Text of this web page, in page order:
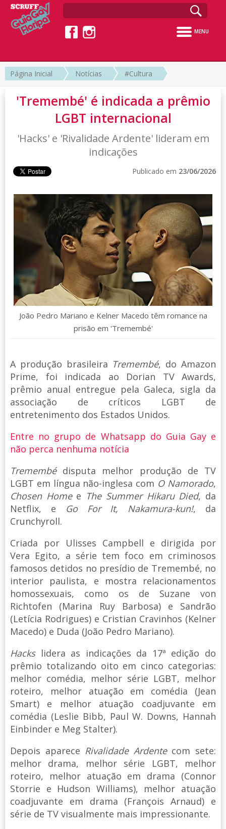
MENU
Página Inicial Notícias #Cultura
'Tremembé' é indicada a prêmio
LGBT internacional
'Hacks' e 'Rivalidade Ardente' lideram em
indicações
Publicado em 23/06/2026
João Pedro Mariano e Kelner Macedo têm romance na
prisão em 'Tremembé'
A produção brasileira Tremembé, do Amazon
Prime, foi indicada ao Dorian TV Awards,
prêmio anual entregue pela Galeca, sigla da
associação de críticos LGBT de
entretenimento dos Estados Unidos.
Entre no grupo de Whatsapp do Guia Gay e
não perca nenhuma notícia
Tremembédisputa melhor produção de TV
LGBT em língua não-inglesa com O Namorado,
Chosen Homee The Summer Hikaru Died, da
Netflix, e Go For It, Nakamura-kun!, da
Crunchyroll.
Criada por Ulisses Campbell e dirigida por
Vera Egito, a série tem foco em criminosos
famosos detidos no presídio de Tremembé, no
interior paulista, e mostra relacionamentos
homossexuais, como os de Suzane von
Richtofen (Marina Ruy Barbosa) e Sandrão
(Letícia Rodrigues) e Cristian Cravinhos (Kelner
Macedo) e Duda (João Pedro Mariano).
Hackslidera as indicações da 17ª edição do
prêmio totalizando oito em cinco categorias:
melhor comédia, melhor série LGBT, melhor
roteiro, melhor atuação em comédia (Jean
Smart) e melhor atuação coadjuvante em
comédia (Leslie Bibb, Paul W. Downs, Hannah
Einbinder e Meg Stalter).
Depois aparece Rivalidade Ardentecom sete:
melhor drama, melhor série LGBT, melhor
roteiro, melhor atuação em drama (Connor
Storrie e Hudson Williams), melhor atuação
coadjuvante em drama (François Arnaud) e
série de TV visualmente mais impressionante.